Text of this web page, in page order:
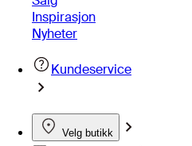
Inspirasjon
Nyheter
Kundeservice
Velg butikk